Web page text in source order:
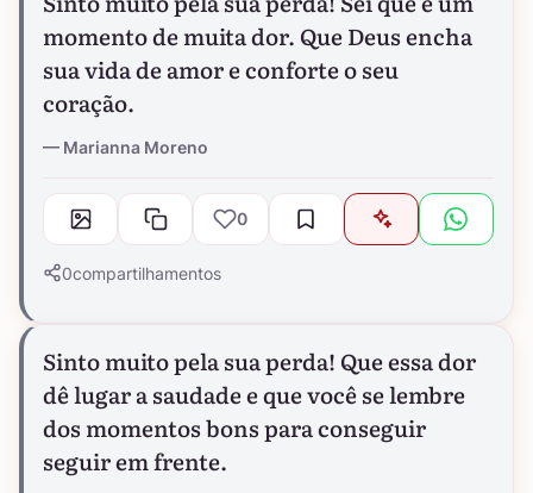
momento de muita dor. Que Deus encha
sua vida de amor e conforte o seu
coração.
Marianna Moreno
0
0compartilhamentos
Sinto muito pela sua perda! Que essa dor
dê lugar a saudade e que você se lembre
dos momentos bons para conseguir
seguir em frente.